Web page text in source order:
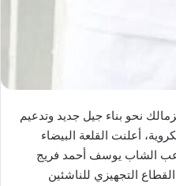
نحو بناء جيل جديد وتدعيم
أعلنت القلعة البيضاء
الشاب يوسف أحمد فريج
التجهيزي للناشئين